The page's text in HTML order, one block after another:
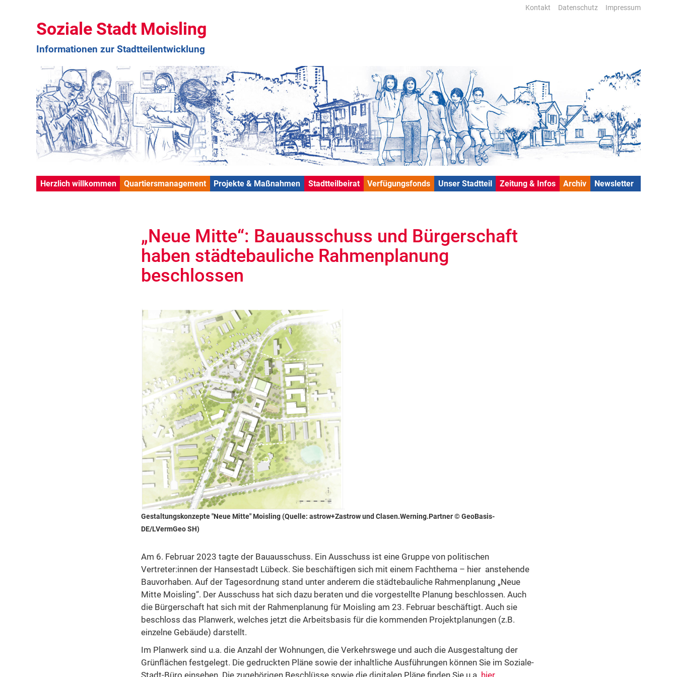
Kontakt Datenschutz Impressum
Soziale Stadt Moisling
Informationen zur Stadtteilentwicklung
Herzlich willkommen Quartiersmanagement Projekte & Maßnahmen Stadtteilbeirat Verfügungsfonds Unser Stadtteil Zeitung & Infos Archiv Newsletter
„Neue Mitte“: Bauausschuss und Bürgerschaft
haben städtebauliche Rahmenplanung
beschlossen
Gestaltungskonzepte "Neue Mitte" Moisling (Quelle: astrow+Zastrow und Clasen.Werning.Partner © GeoBasis-
DE/LVermGeo SH)
Am 6. Februar 2023 tagte der Bauausschuss. Ein Ausschuss ist eine Gruppe von politischen
Vertreter:innen der Hansestadt Lübeck. Sie beschäftigen sich mit einem Fachthema – hier anstehende
Bauvorhaben. Auf der Tagesordnung stand unter anderem die städtebauliche Rahmenplanung „Neue
Mitte Moisling“. Der Ausschuss hat sich dazu beraten und die vorgestellte Planung beschlossen. Auch
die Bürgerschaft hat sich mit der Rahmenplanung für Moisling am 23. Februar beschäftigt. Auch sie
beschloss das Planwerk, welches jetzt die Arbeitsbasis für die kommenden Projektplanungen (z.B.
einzelne Gebäude) darstellt.
Im Planwerk sind u.a. die Anzahl der Wohnungen, die Verkehrswege und auch die Ausgestaltung der
Grünflächen festgelegt. Die gedruckten Pläne sowie der inhaltliche Ausführungen können Sie im Soziale-
Stadt-Büro einsehen. Die zugehörigen Beschlüsse sowie die digitalen Pläne finden Sie u.a. hier.